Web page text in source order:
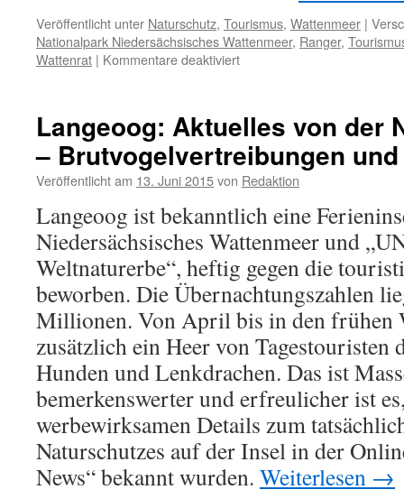
Veröffentlicht unter Naturschutz, Tourismus, Wattenmeer |
Nationalpark Niedersächsisches Wattenmeer, Ranger,
Wattenrat | Kommentare deaktiviertfür
Ranger
im
Nationalpark
Niedersächsisches
Langeoog: Aktuelles von der
– Brutvogelvertreibungen
Veröffentlicht am 13. Juni 2015von Redaktion
Langeoog ist bekanntlich eine
Niedersächsisches Wattenmeer und
Weltnaturerbe“, heftig gegen die
beworben. Die Übernachtungszahlen
Millionen. Von April bis in den frühen
zusätzlich ein Heer von Tagestouristen
Hunden und Lenkdrachen. Das ist
bemerkenswerter und erfreulicher ist
werbewirksamen Details zum
Naturschutzes auf der Insel in der
News“ bekannt wurden. Weiterlesen →